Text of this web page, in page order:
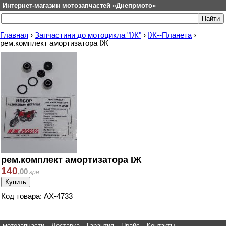
Интернет-магазин мотозапчастей «Днепрмото»
Главная › Запчастини до мотоцикла "ІЖ" › ІЖ--Планета ›
рем.комплект амортизатора ІЖ
рем.комплект амортизатора ІЖ
140,00 грн.
Код товара: АХ-4733